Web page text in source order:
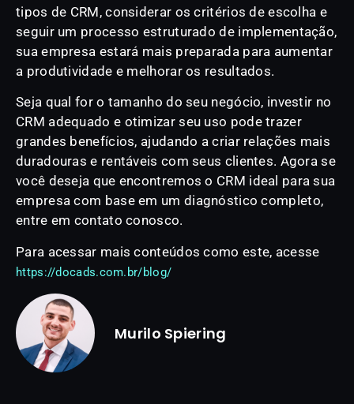
tipos de CRM, considerar os critérios de escolha e
seguir um processo estruturado de implementação,
sua empresa estará mais preparada para aumentar
a produtividade e melhorar os resultados.
Seja qual for o tamanho do seu negócio, investir no
CRM adequado e otimizar seu uso pode trazer
grandes benefícios, ajudando a criar relações mais
duradouras e rentáveis com seus clientes. Agora se
você deseja que encontremos o CRM ideal para sua
empresa com base em um diagnóstico completo,
entre em contato conosco.
Para acessar mais conteúdos como este, acesse
https://docads.com.br/blog/
Murilo Spiering